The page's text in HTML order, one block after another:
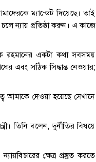
ম্যান্ডেট দিয়েছে। তাই
ন্যায় প্রতিষ্ঠা করুন। এ কাজে
রহমানের একটা কথা সবসময়
এবং সঠিক সিদ্ধান্ত নেওয়ার;
আমাকে দেওয়া হয়েছে সেখানে
তিনি বলেন, দুর্নীতির বিষয়ে
ক্ষেত্র প্রস্তুত করতে